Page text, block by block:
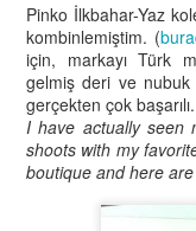
Pinko İlkbahar-Yaz
kombinlemiştim. (
için, markayı Türk
gelmiş deri ve nubuk
gerçekten çok başarılı.
I have actually seen
shoots with my
boutique and here
You